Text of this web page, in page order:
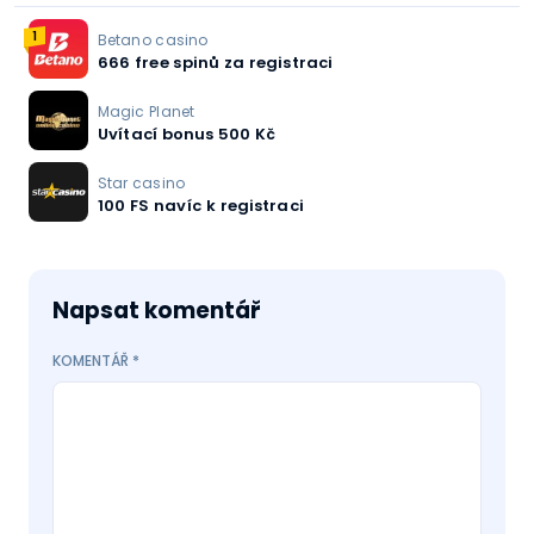
1 Betano casino
666 free spinů za registraci
Magic Planet
Uvítací bonus 500 Kč
Star casino
100 FS navíc k registraci
Napsat komentář
KOMENTÁŘ *